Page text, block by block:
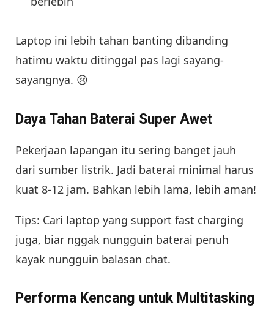
Laptop ini lebih tahan banting dibanding
hatimu waktu ditinggal pas lagi sayang-
sayangnya. 😢
Daya Tahan Baterai Super Awet
Pekerjaan lapangan itu sering banget jauh
dari sumber listrik. Jadi baterai minimal harus
kuat 8-12 jam. Bahkan lebih lama, lebih aman!
Tips: Cari laptop yang support fast charging
juga, biar nggak nungguin baterai penuh
kayak nungguin balasan chat.
Performa Kencang untuk Multitasking